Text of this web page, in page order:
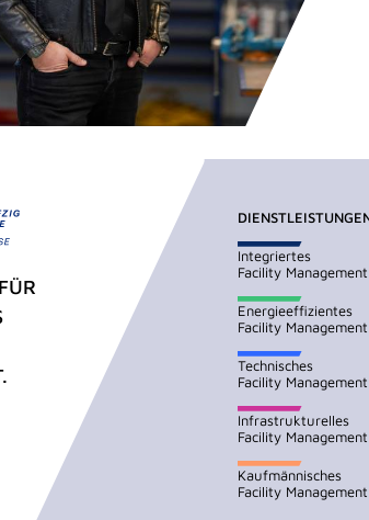
Integriertes
Facility Management
Energieeffizientes
Facility Management
Technisches
Facility Management
Infrastrukturelles
Facility Management
Kaufmännisches
Facility Management